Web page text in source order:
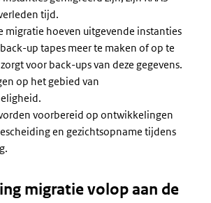
tijd.
migratie hoeven uitgevende instanties
back-up tapes meer te maken of op te
voor back-ups van deze gegevens.
op het gebied van
voorbereid op ontwikkelingen
en gezichtsopname tijdens
migratie volop aan de